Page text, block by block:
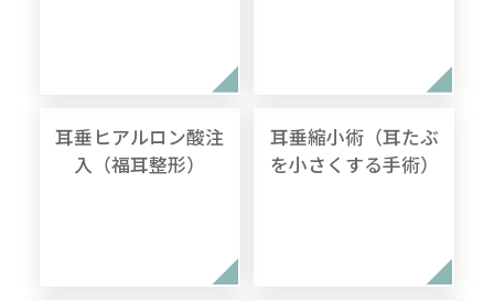
耳垂ヒアルロン酸注
入（福耳整形）
耳垂縮小術（耳たぶ
を小さくする手術）